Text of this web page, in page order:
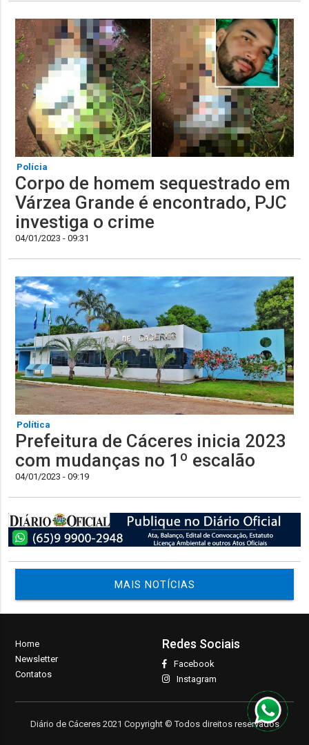
Polícia
Corpo de homem sequestrado em
Várzea Grande é encontrado, PJC
investiga o crime
04/01/2023 - 09:31
Política
Prefeitura de Cáceres inicia 2023
com mudanças no 1º escalão
04/01/2023 - 09:19
MAIS NOTÍCIAS
Home
Newsletter
Contatos
Redes Sociais
Facebook
Instagram
Diário de Cáceres 2021 Copyright © Todos direitos reservados